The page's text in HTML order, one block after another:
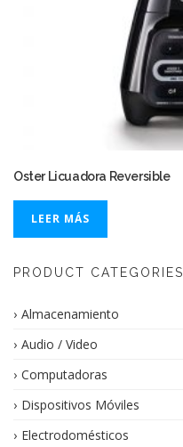
Oster Licuadora Reversible
LEER MÁS
PRODUCT CATEGORIES
Almacenamiento
Audio / Video
Computadoras
Dispositivos Móviles
Electrodomésticos